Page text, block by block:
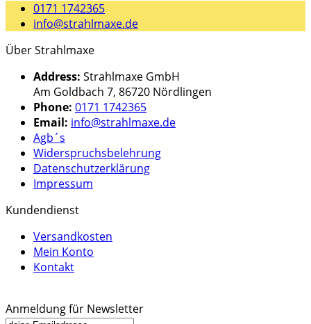
0171 1742365
info@strahlmaxe.de
Über Strahlmaxe
Address: Strahlmaxe GmbH
Am Goldbach 7, 86720 Nördlingen
Phone: 0171 1742365
Email: info@strahlmaxe.de
Agb´s
Widerspruchsbelehrung
Datenschutzerklärung
Impressum
Kundendienst
Versandkosten
Mein Konto
Kontakt
Anmeldung für Newsletter